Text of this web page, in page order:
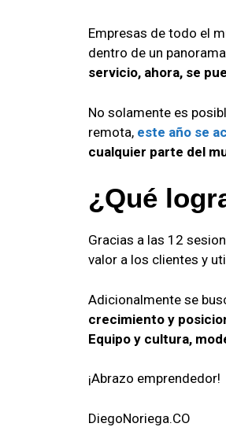
Empresas de todo el
dentro de un
servicio, ahora, se
No solamente es
remota, este año se
cualquier parte del
¿Qué
Gracias a las 12
valor a los clientes y
Adicionalmente se
crecimiento y
Equipo y cultura,
¡Abrazo emprendedor!
DiegoNoriega.CO